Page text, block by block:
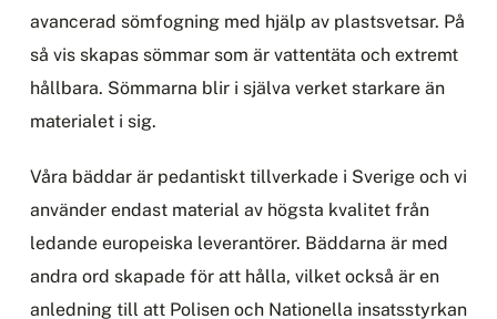
avancerad sömfogning med hjälp av plastsvetsar. På
så vis skapas sömmar som är vattentäta och extremt
hållbara. Sömmarna blir i själva verket starkare än
materialet i sig.
Våra bäddar är pedantiskt tillverkade i Sverige och vi
använder endast material av högsta kvalitet från
ledande europeiska leverantörer. Bäddarna är med
andra ord skapade för att hålla, vilket också är en
anledning till att Polisen och Nationella insatsstyrkan